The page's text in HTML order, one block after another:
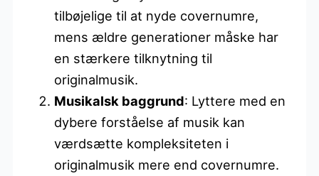
tilbøjelige til at nyde covernumre,
mens ældre generationer måske har
en stærkere tilknytning til
originalmusik.
Musikalsk baggrund: Lyttere med en
dybere forståelse af musik kan
værdsætte kompleksiteten i
originalmusik mere end covernumre.